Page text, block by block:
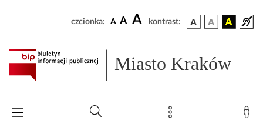
czcionka: A A A kontrast:
Miasto Kraków